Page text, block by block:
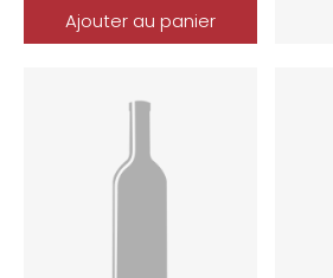
Ajouter au panier